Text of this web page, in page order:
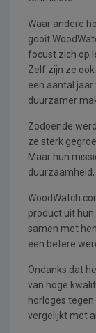
Waar andere
gooit
focust zich op
Zelf zijn ze
een aantal
duurzamer
Zodoende
ze sterk
Maar hun
product uit hun
samen met
een betere
Ondanks dat
van hoge
horloges
vergelijkt met